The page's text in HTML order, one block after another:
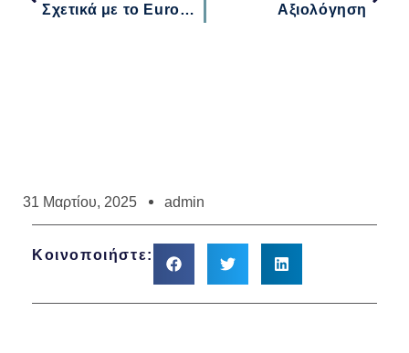
Σχετικά με το Europe Direct Νοτίου Αιγαίου
Αξιολόγηση
31 Μαρτίου, 2025 admin
Κοινοποιήστε: